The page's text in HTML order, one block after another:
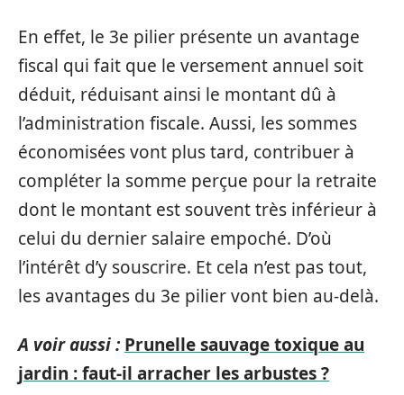
En effet, le 3e pilier présente un avantage
fiscal qui fait que le versement annuel soit
déduit, réduisant ainsi le montant dû à
l’administration fiscale. Aussi, les sommes
économisées vont plus tard, contribuer à
compléter la somme perçue pour la retraite
dont le montant est souvent très inférieur à
celui du dernier salaire empoché. D’où
l’intérêt d’y souscrire. Et cela n’est pas tout,
les avantages du 3e pilier vont bien au-delà.
A voir aussi : Prunelle sauvage toxique au
jardin : faut-il arracher les arbustes ?